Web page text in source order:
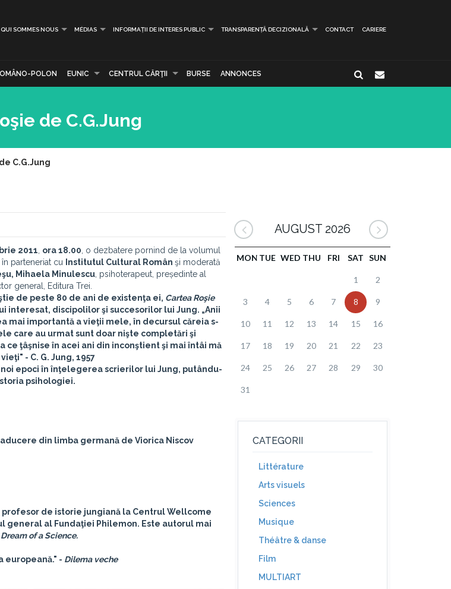
QUI SOMMES NOUS MÉDIAS INFORMAȚII DE INTERES PUBLIC TRANSPARENȚĂ DECIZIONALĂ CONTACT CARIERE
POLON EUNIC CENTRUL CĂRŢII BURSE ANNONCES
de C.G.Jung
C.G.Jung
2011 ora 18.00 , o dezbatere pornind de la volumul
în parteneriat cu Institutul Cultural Român şi moderată
Mihaela Minulescu , psihoterapeut, președinte al
general, Editura Trei.
de peste 80 de ani de existenţa ei, Cartea Roşie
interesat, discipolilor şi succesorilor lui Jung. „Anii
mai importantă a vieţii mele, în decursul căreia s-
care au urmat sunt doar nişte completări şi
ţâşnise în acei ani din inconştient şi mai întâi mă
- C. G. Jung, 1957
epoci în înţelegerea scrierilor lui Jung, putându-
psihologiei.
din limba germană de Viorica Niscov
de istorie jungiană la Centrul Wellcome
general al Fundaţiei Philemon. Este autorul mai
of a Science.
europeană." - Dilema veche
AUGUST 2026
MON TUE WED THU FRI SAT SUN
1 2
3 4 5 6 7 8 9
10 11 12 13 14 15 16
17 18 19 20 21 22 23
24 25 26 27 28 29 30
31
CATEGORII
Littérature
Arts visuels
Sciences
Musique
Théâtre & danse
Film
MULTIART